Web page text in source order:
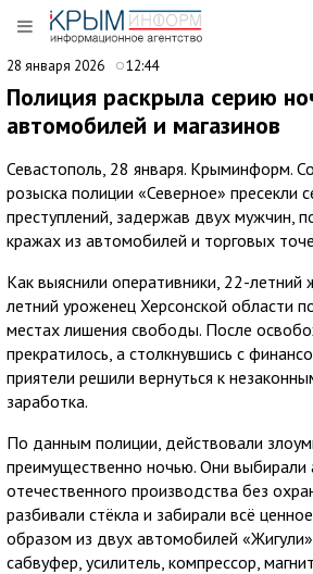
28 января 2026 12:44
Полиция раскрыла серию
автомобилей и магазинов
Севастополь, 28 января. Крыминформ.
розыска полиции «Северное» пресекли
преступлений, задержав двух мужчин,
кражах из автомобилей и торговых
Как выяснили оперативники, 22-
летний уроженец Херсонской области
местах лишения свободы. После
прекратилось, а столкнувшись с
приятели решили вернуться к
заработка.
По данным полиции, действовали
преимущественно ночью. Они выбирали
отечественного производства без
разбивали стёкла и забирали всё
образом из двух автомобилей
сабвуфер, усилитель, компрессор,